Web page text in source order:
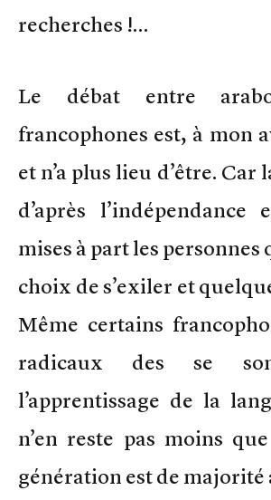
recherches !…
Le débat entre
francophones est, à mon
et n’a plus lieu d’être. Car
d’après l’indépendance
mises à part les
choix de s’exiler et
Même certains
radicaux des se
l’apprentissage de la
n’en reste pas moins
génération est de majorité